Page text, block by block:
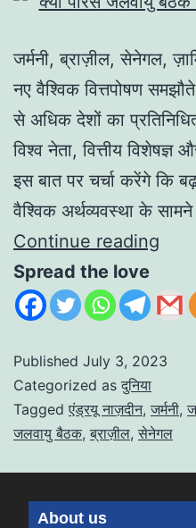
जर्मनी, ब्राज़ील, सेनेगल,
नए वैश्विक वित्तपोषण
से अधिक देशों का
विश्व नेता, वित्तीय विशेषज्ञ
इस बात पर चर्चा करेंगे कि
वैश्विक अर्थव्यवस्था के सामने
Continue reading
Spread the love
Published July 3, 2023
Categorized as दुनिया
Tagged एंड्रयू नाज़दीन, जर्मनी,
जलवायु बैठक, ब्राज़ील, सेनेगल
About us